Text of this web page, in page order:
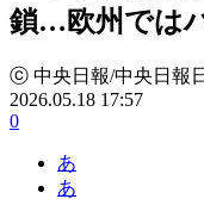
鎖…欧州では
ⓒ 中央日報/中央日報
2026.05.18 17:57
0
あ
あ